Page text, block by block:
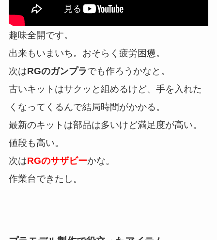
趣味全開です。
出来もいまいち。おそらく疲労困憊。
次はRGのガンプラでも作ろうかなと。
古いキットはサクッと組めるけど、手を入れた
くなってくるんで結局時間がかかる。
最新のキットは部品は多いけど満足度が高い。
値段も高い。
次はRGのサザビーかな。
作業台できたし。